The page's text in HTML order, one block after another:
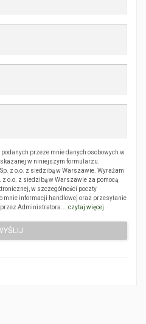
przeze mnie danych osobowych w
w niniejszym formularzu.
z o.o. z siedzibą w Warszawie. Wyrażam
z o.o. z siedzibą w Warszawie za pomocą
w szczególności poczty
mnie informacji handlowej oraz przesyłanie
przez Administratora.… czytaj więcej